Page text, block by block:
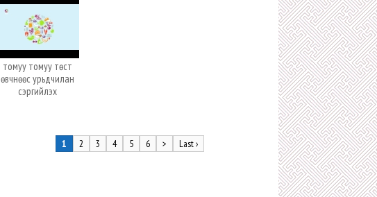
томуу томуу төст
өвчнөөс урьдчилан
сэргийлэх
1 2 3 4 5 6 > Last ›